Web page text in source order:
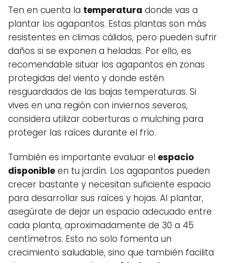
Ten en cuenta la temperatura donde vas a
plantar los agapantos. Estas plantas son más
resistentes en climas cálidos, pero pueden sufrir
daños si se exponen a heladas. Por ello, es
recomendable situar los agapantos en zonas
protegidas del viento y donde estén
resguardados de las bajas temperaturas. Si
vives en una región con inviernos severos,
considera utilizar coberturas o mulching para
proteger las raíces durante el frío.
También es importante evaluar el espacio
disponible en tu jardín. Los agapantos pueden
crecer bastante y necesitan suficiente espacio
para desarrollar sus raíces y hojas. Al plantar,
asegúrate de dejar un espacio adecuado entre
cada planta, aproximadamente de 30 a 45
centímetros. Esto no solo fomenta un
crecimiento saludable, sino que también facilita